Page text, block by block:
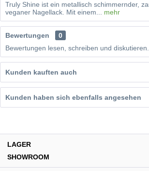
Truly Shine ist ein metallisch schimmernder,
veganer Nagellack. Mit einem... mehr
Bewertungen
0
Bewertungen lesen, schreiben und
Kunden kauften auch
Kunden haben sich ebenfalls angesehen
LAGER
SHOWROOM